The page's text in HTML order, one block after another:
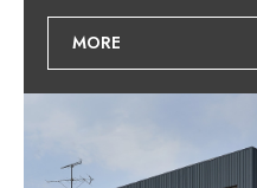
MORE